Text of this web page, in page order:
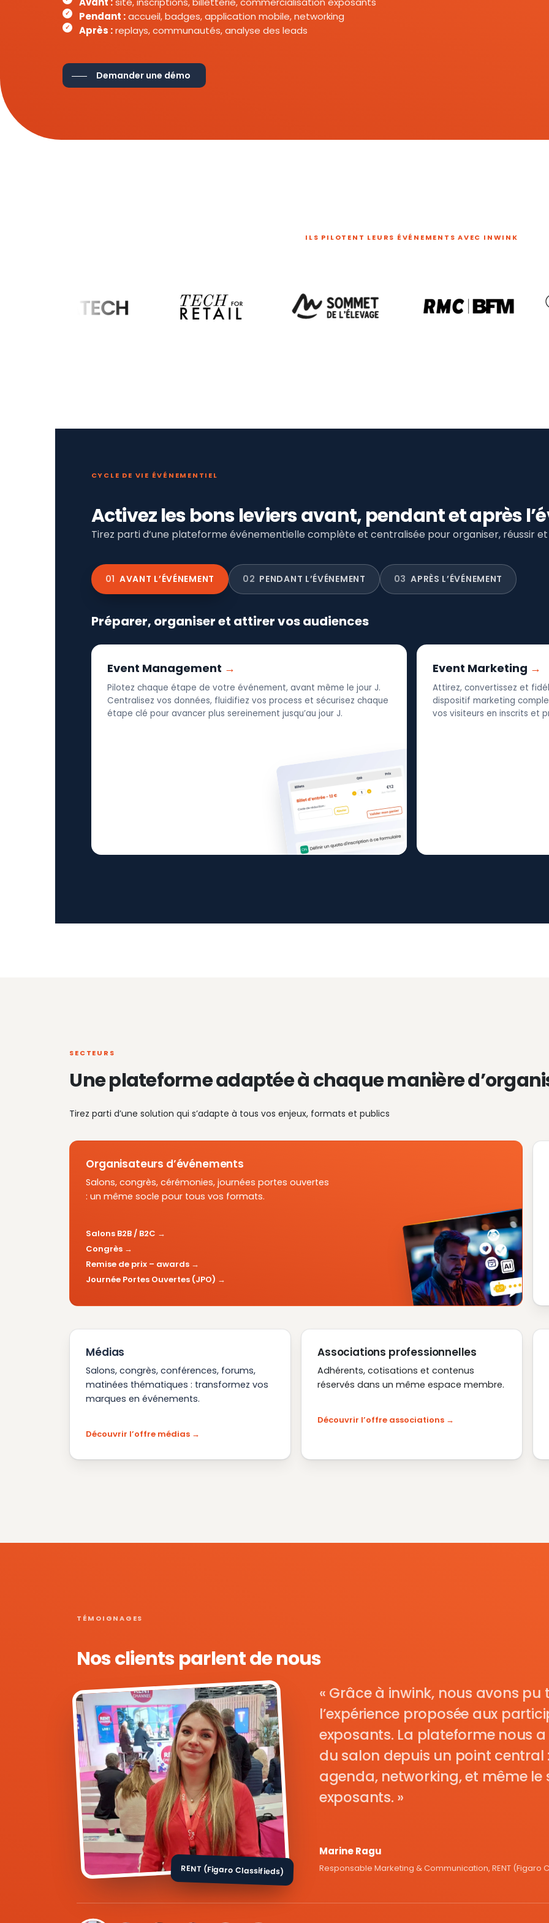
Pendant :accueil, badges, application mobile, networking
Après :replays, communautés, analyse des leads
Demander une démo
ILS PILOTENT LEURS ÉVÉNEMENTS AVEC INWINK
CYCLE DE VIE ÉVÉNEMENTIEL
Activez les bons leviers avant, pendant et après
Tirez parti d’une plateforme événementielle complète et centralisée pour organiser, réussir
01 AVANT L’ÉVÉNEMENT 02 PENDANT L’ÉVÉNEMENT 03 APRÈS L’ÉVÉNEMENT
Préparer, organiser et attirer vos audiences
Event Management
Pilotez chaque étape de votre événement, avant même le jour J.
Centralisez vos données, fluidifiez vos process et sécurisez chaque
étape clé pour avancer plus sereinement jusqu’au jour J.
Event Marketing
Attirez, convertissez et
dispositif marketing
vos visiteurs en inscrits et
SECTEURS
Une plateforme adaptée à chaque manière
Tirez parti d’une solution qui s’adapte à tous vos enjeux, formats et publics
Organisateurs d’événements
Salons, congrès, cérémonies, journées portes ouvertes
: un même socle pour tous vos formats.
Salons B2B / B2C
Congrès
Remise de prix – awards
Journée Portes Ouvertes (JPO)
Médias
Salons, congrès, conférences, forums,
matinées thématiques : transformez vos
marques en événements.
Découvrir l’offre médias
Associations professionnelles
Adhérents, cotisations et contenus
réservés dans un même espace membre.
Découvrir l’offre associations
TÉMOIGNAGES
Nos clients parlent de nous
RENT (Figaro Classifieds)
Grâce à inwink, nous avons
l’expérience proposée aux
exposants. La plateforme nous
du salon depuis un point central
agenda, networking, et même le
exposants.
Marine Ragu
Responsable Marketing & Communication, RENT (Figaro